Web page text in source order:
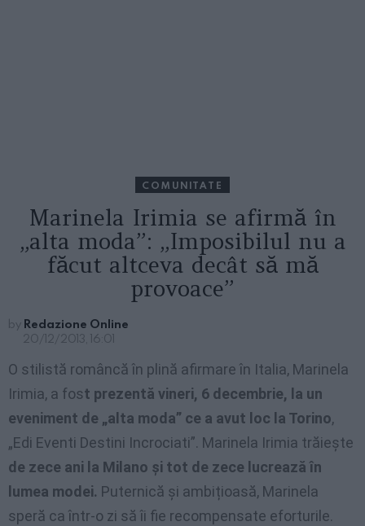
COMUNITATE
Marinela Irimia se afirmă în
„alta moda”: „Imposibilul nu a
făcut altceva decât să mă
provoace”
by Redazione Online
20/12/2013, 16:01
O stilistă româncă în plină afirmare în Italia, Marinela
Irimia, a fost prezentă vineri, 6 decembrie, la un
eveniment de „alta moda” ce a avut loc la Torino,
„Edi Eventi Destini Incrociati”. Marinela Irimia trăiește
de zece ani la Milano și tot de zece lucrează în
lumea modei. Puternică și ambițioasă, Marinela
speră ca într-o zi să îi fie recompensate eforturile.